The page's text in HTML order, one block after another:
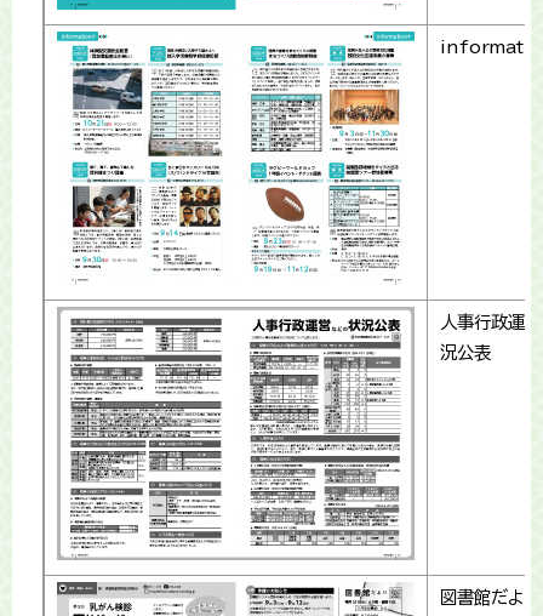
人事行政運
況公表
図書館だより